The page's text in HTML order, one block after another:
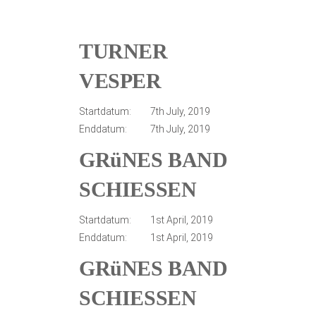
TURNER
VESPER
Startdatum:
7th July, 2019
Enddatum:
7th July, 2019
GRüNES BAND
SCHIESSEN
Startdatum:
1st April, 2019
Enddatum:
1st April, 2019
GRüNES BAND
SCHIESSEN